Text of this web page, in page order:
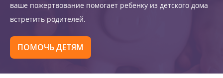
ваше пожертвование помогает ребенку из детского дома
встретить родителей.
ПОМОЧЬ ДЕТЯМ